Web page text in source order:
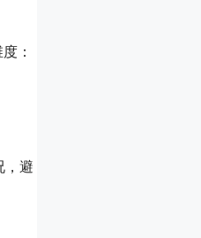
：
，避